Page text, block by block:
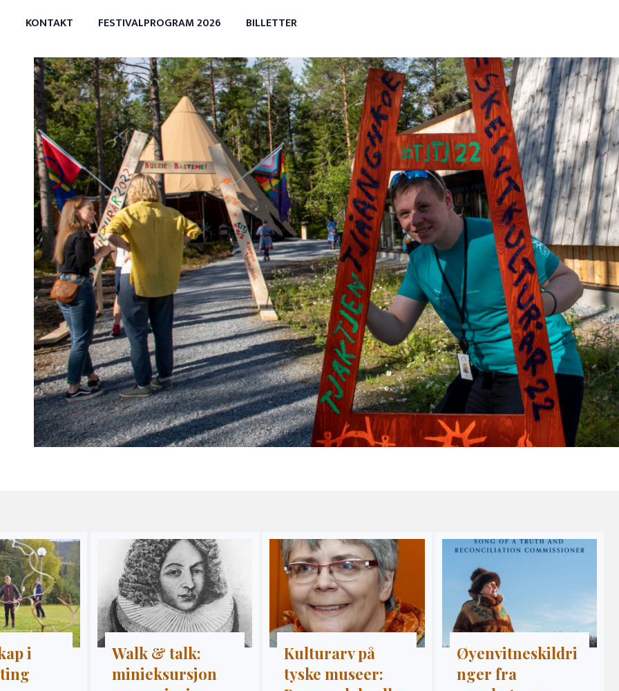
KONTAKT FESTIVALPROGRAM 2026 BILLETTER
i
Walk & talk:
minieksursjon
Kulturarv på
tyske museer:
Øyenvitneskildri
nger fra